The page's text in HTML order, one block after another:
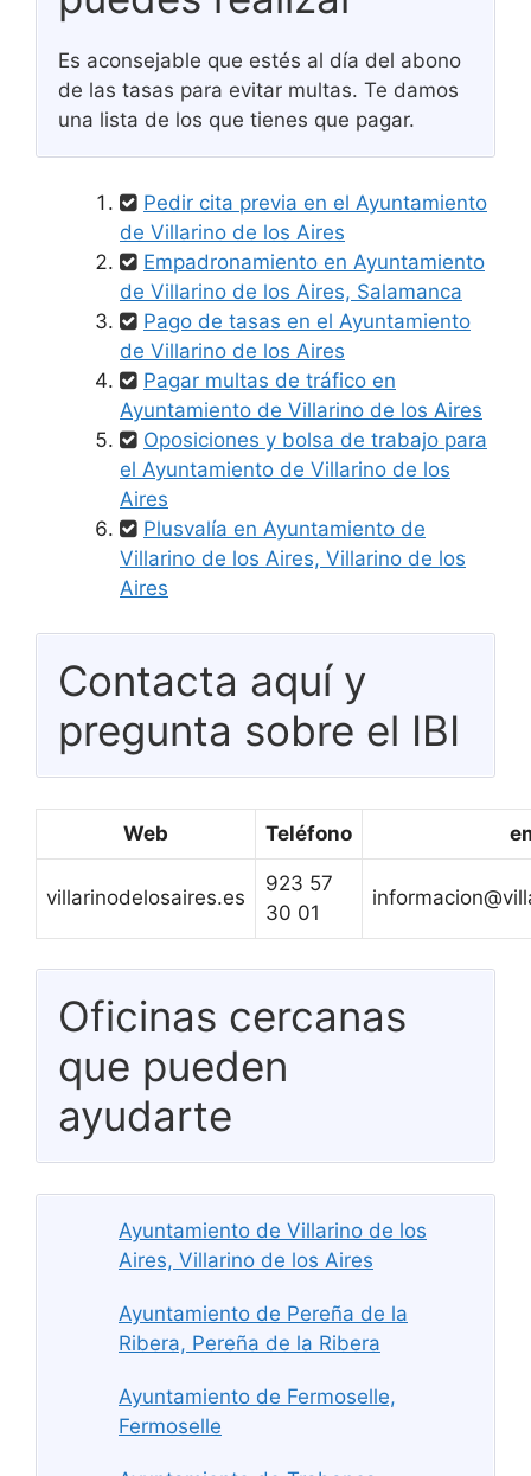
Es aconsejable que estés al día del abono
de las tasas para evitar multas. Te damos
una lista de los que tienes que pagar.
Pedir cita previa en el Ayuntamiento
de Villarino de los Aires
Empadronamiento en Ayuntamiento
de Villarino de los Aires, Salamanca
Pago de tasas en el Ayuntamiento
de Villarino de los Aires
Pagar multas de tráfico en
Ayuntamiento de Villarino de los Aires
Oposiciones y bolsa de trabajo para
el Ayuntamiento de Villarino de los
Aires
Plusvalía en Ayuntamiento de
Villarino de los Aires, Villarino de los
Aires
Contacta aquí y
pregunta sobre el IBI
Web Teléfono
villarinodelosaires.es
923 57
30 01
Oficinas cercanas
que pueden
ayudarte
Ayuntamiento de Villarino de los
Aires, Villarino de los Aires
Ayuntamiento de Pereña de la
Ribera, Pereña de la Ribera
Ayuntamiento de Fermoselle,
Fermoselle